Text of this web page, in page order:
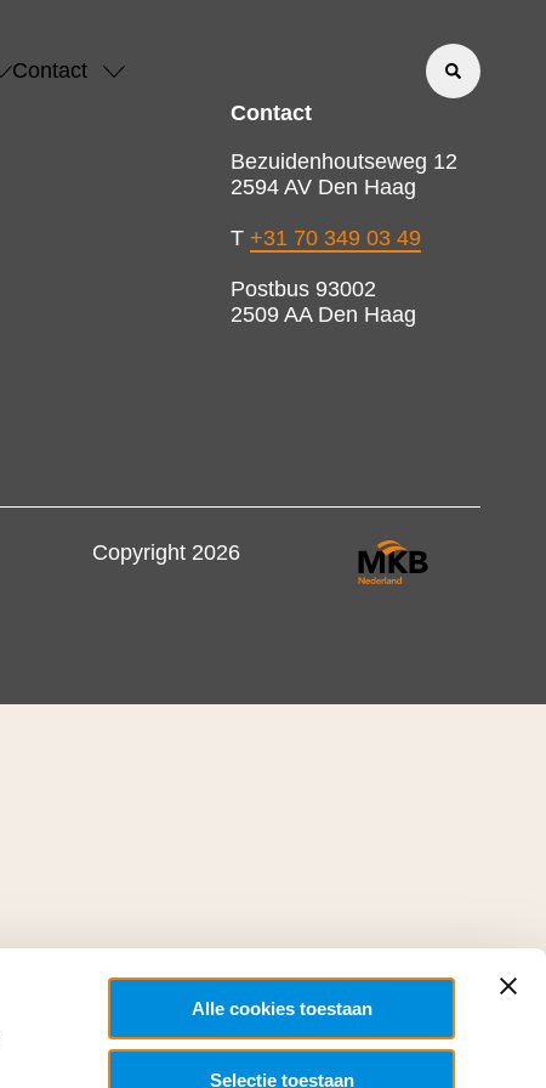
Alle cookies toestaan
Selectie toestaan
Contact
Contact
Bezuidenhoutseweg 12
2594 AV Den Haag
T +31 70 349 03 49
Postbus 93002
2509 AA Den Haag
Copyright 2026